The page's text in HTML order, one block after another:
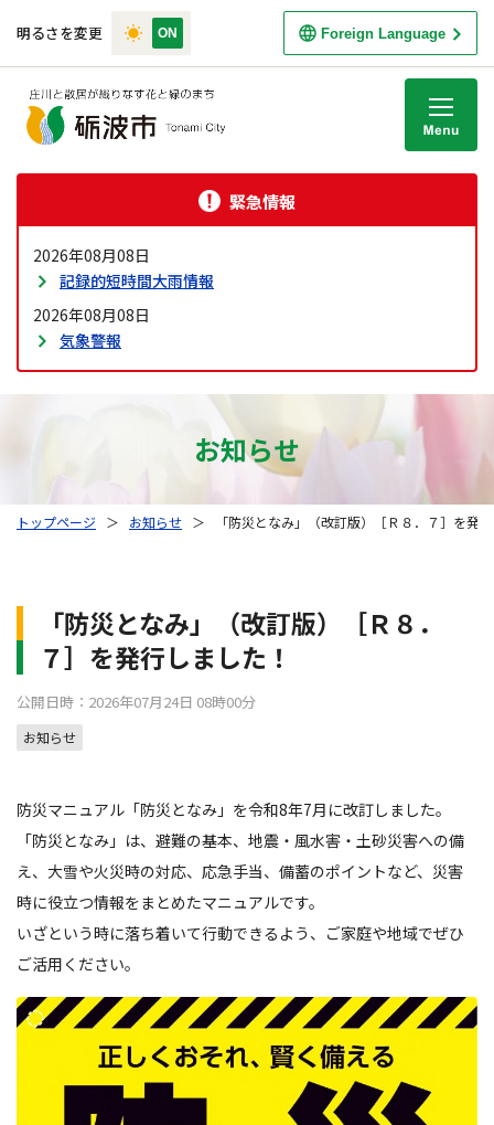
明るさを変更 Foreign Language
緊急情報
2026年08月08日
記録的短時間大雨情報
2026年08月08日
気象警報
お知らせ
トップページ ＞ お知らせ ＞ 「防災となみ」（改訂版）［Ｒ８．７］を発
「防災となみ」（改訂版）［Ｒ８．
７］を発行しました！
公開日時：2026年07月24日 08時00分
お知らせ
防災マニュアル「防災となみ」を令和8年7月に改訂しました。
「防災となみ」は、避難の基本、地震・風水害・土砂災害への備
え、大雪や火災時の対応、応急手当、備蓄のポイントなど、災害
時に役立つ情報をまとめたマニュアルです。
いざという時に落ち着いて行動できるよう、ご家庭や地域でぜひ
ご活用ください。